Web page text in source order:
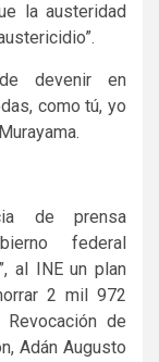
la austeridad
devenir en
como tú, yo
de prensa
federal
al INE un plan
2 mil 972
de
Adán Augusto